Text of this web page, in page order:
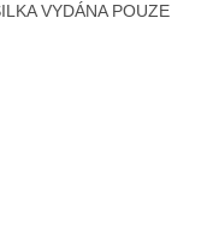
VYDÁNA POUZE